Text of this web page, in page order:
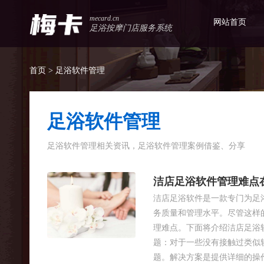
mecard.cn
足浴按摩门店服务系统
网站首页
首页 > 足浴软件管理
足浴软件管理
足浴软件管理相关资讯，足浴软件管理案例借鉴、分享
洁店足浴软件管理难点
洁店足浴软件是一款专门为
务质量和管理水平。尽管这
理难点。下面将介绍洁店足
题：对于一些没有接触过类
题。解决方案是提供详细的操